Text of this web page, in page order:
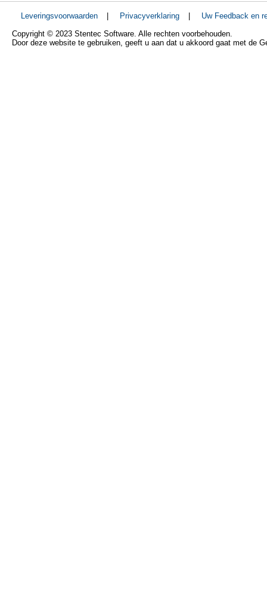
Leveringsvoorwaarden | Privacyverklaring |
Uw Feedback en
Copyright © 2023 Stentec Software. Alle rechten voorbehouden.
Door deze website te gebruiken, geeft u aan dat u akkoord gaat met de